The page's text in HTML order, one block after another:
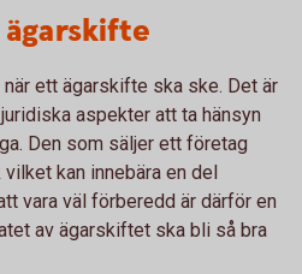
ett ägarskifte ska ske. Det är
aspekter att ta hänsyn
Den som säljer ett företag
kan innebära en del
vara väl förberedd är därför en
av ägarskiftet ska bli så bra